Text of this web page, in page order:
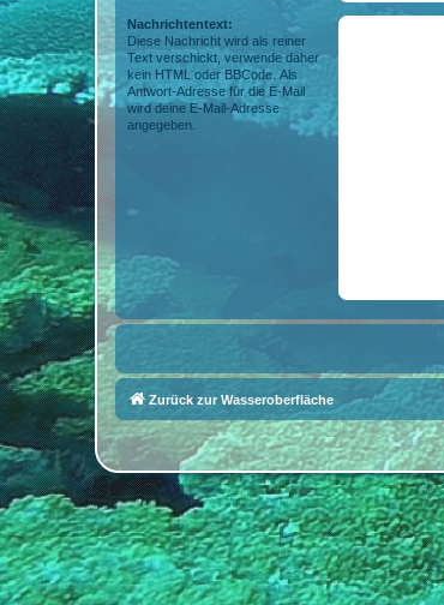
Nachrichtentext:
Diese Nachricht wird als reiner
Text verschickt, verwende daher
kein HTML oder BBCode. Als
Antwort-Adresse für die E-Mail
wird deine E-Mail-Adresse
angegeben.
Zurück zur Wasseroberfläche